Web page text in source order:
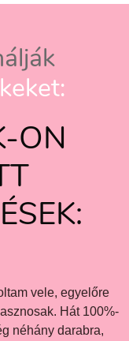
ON
vele, egyelőre
Hát 100%-
néhány darabra,